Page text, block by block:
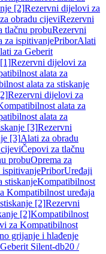
[2]Rezervni dijelovi za
obradu cijeviRezervni
tlačnu probuRezervni
za ispitivanjePriborAlati
za Geberit
Rezervni dijelovi za
alata za
alata za stiskanje
Rezervni dijelovi za
alata za
alata za
[3]Rezervni
[3]Alati za obradu
Čepovi za tlačnu
probuOprema za
ispitivanjePriborUređaji
stiskanjeKompatibilnost
Kompatibilnost uređaja
[2]Rezervni
[2]Kompatibilnost
za Kompatibilnost
grijanje i hlađenje
Silent-db20 /